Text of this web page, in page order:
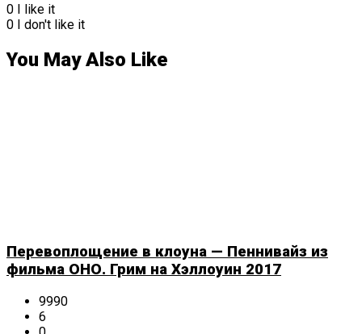
0 I like it
0 I don't like it
You May Also Like
Перевоплощение в клоуна — Пеннивайз из
фильма ОНО. Грим на Хэллоуин 2017
9990
6